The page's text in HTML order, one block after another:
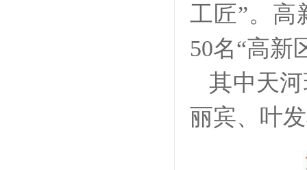
工匠”。高
50名“高新
其中天河
丽宾、叶